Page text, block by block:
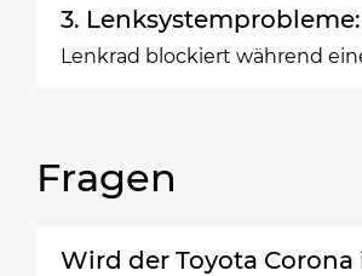
3. Lenksystemprobleme:
Lenkrad blockiert während
Fragen
Wird der Toyota